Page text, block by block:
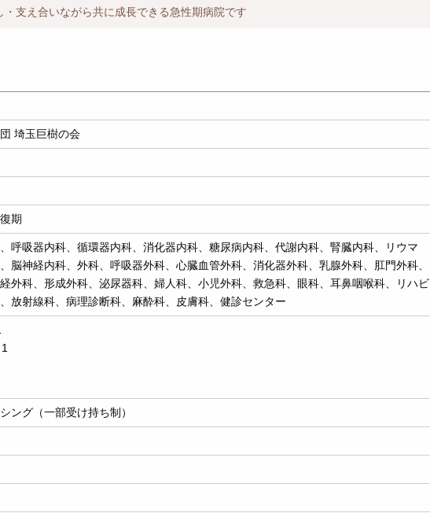
支え合いながら共に成長できる急性期病院です
埼玉巨樹の会
期
呼吸器内科、循環器内科、消化器内科、糖尿病内科、代謝内科、腎臓内科、リウマ
脳神経内科、外科、呼吸器外科、心臓血管外科、消化器外科、乳腺外科、肛門外科、
外科、形成外科、泌尿器科、婦人科、小児外科、救急科、眼科、耳鼻咽喉科、リハビ
放射線科、病理診断科、麻酔科、皮膚科、健診センター
ング（一部受け持ち制）